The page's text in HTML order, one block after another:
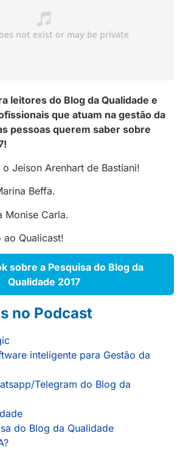
leitores do Blog da Qualidade e
que atuam na gestão da
pessoas querem saber sobre
o Jeison Arenhart de Bastiani!
Beffa.
Monise Carla.
ao Qualicast!
sobre a Pesquisa do Blog da
Qualidade 2017
no Podcast
inteligente para Gestão da
Telegram do Blog da
do Blog da Qualidade